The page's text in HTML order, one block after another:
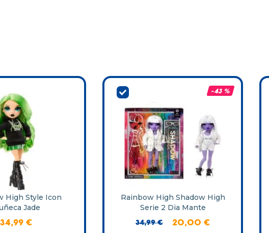
High Style Icon
Jade
34,99 €
-43 %
Rainbow High Shadow High
Serie 2 Dia Mante
34,99 € 20,00 €